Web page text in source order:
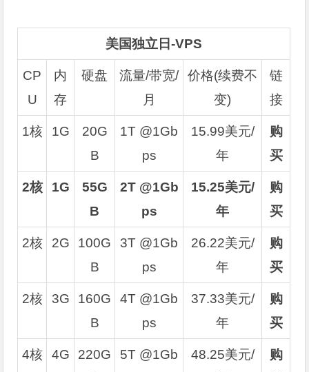
美国独立日-VPS
CP
U
内
存
硬盘
流量/带宽/
月
价格(续费不
变)
链
接
1核 1G
20G
B
1T @1Gb
ps
15.99美元/
年
购
买
2核 1G
55G
B
2T @1Gb
ps
15.25美元/
年
购
买
2核 2G
100G
B
3T @1Gb
ps
26.22美元/
年
购
买
2核 3G
160G
B
4T @1Gb
ps
37.33美元/
年
购
买
4核 4G
220G
5T @1Gb
48.25美元/
购